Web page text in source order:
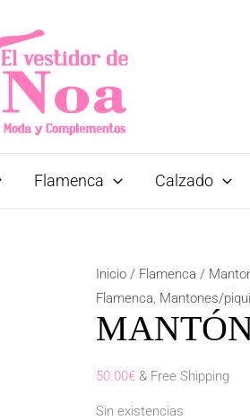
Flamenca Calzado
Inicio / Flamenca /
Flamenca, Mantones/
50.00€ & Free Shipping
Sin existencias